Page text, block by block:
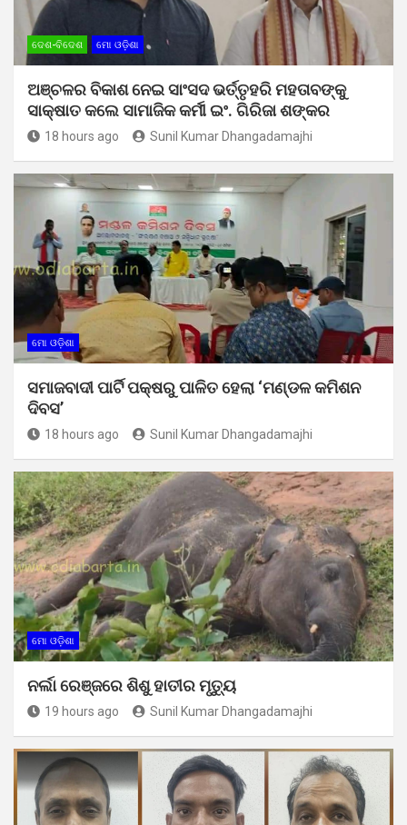
ଦେଶ-ବିଦେଶ ମୋ ଓଡ଼ିଶା
ଅଞ୍ଚଳର ବିକାଶ ନେଇ ସାଂସଦ ଭର୍ତ୍ତୃହରି ମହତାବଙ୍କୁ
ସାକ୍ଷାତ କଲେ ସାମାଜିକ କର୍ମୀ ଇଂ. ଗିରିଜା ଶଙ୍କର
18 hours ago Sunil Kumar Dhangadamajhi
ମୋ ଓଡ଼ିଶା
ସମାଜବାଦୀ ପାର୍ଟି ପକ୍ଷରୁ ପାଳିତ ହେଲା ‘ମଣ୍ଡଳ କମିଶନ
ଦିବସ’
18 hours ago Sunil Kumar Dhangadamajhi
ମୋ ଓଡ଼ିଶା
ନର୍ଲା ରେଞ୍ଜରେ ଶିଶୁ ହାତୀର ମୃତ୍ୟୁ
19 hours ago Sunil Kumar Dhangadamajhi